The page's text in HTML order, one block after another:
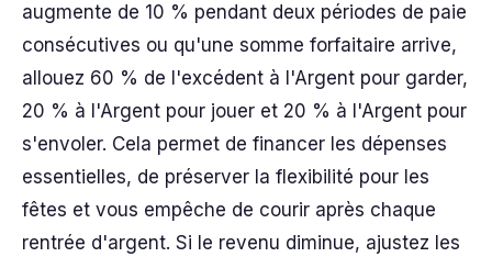
augmente de 10 % pendant deux périodes de paie
consécutives ou qu'une somme forfaitaire arrive,
allouez 60 % de l'excédent à l'Argent pour garder,
20 % à l'Argent pour jouer et 20 % à l'Argent pour
s'envoler. Cela permet de financer les dépenses
essentielles, de préserver la flexibilité pour les
fêtes et vous empêche de courir après chaque
rentrée d'argent. Si le revenu diminue, ajustez les